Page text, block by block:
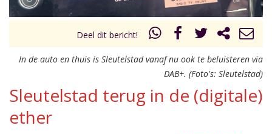
Deel dit bericht!
In de auto en thuis is Sleutelstad vanaf nu ook te beluisteren via
DAB+. (Foto's: Sleutelstad)
Sleutelstad terug in de (digitale)
ether